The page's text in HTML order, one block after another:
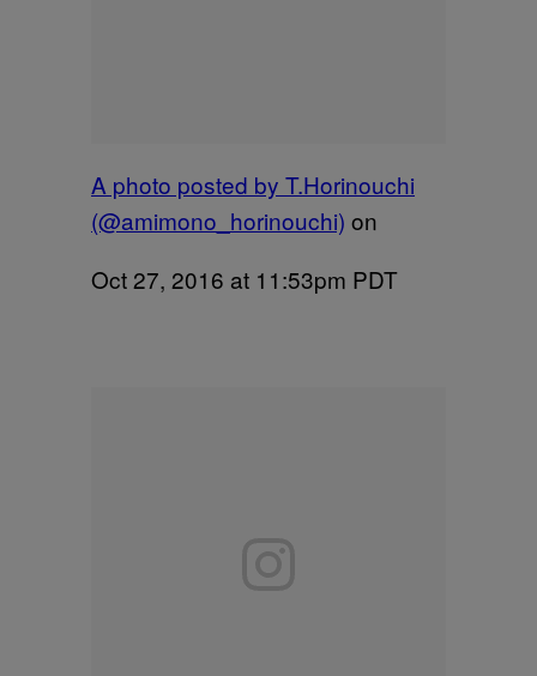
A photo posted by T.Horinouchi
(@amimono_horinouchi) on
Oct 27, 2016 at 11:53pm PDT